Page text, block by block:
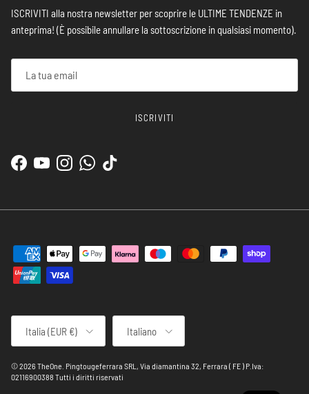
ISCRIVITI alla nostra newsletter per scoprire le ULTIME TENDENZE in
anteprima! (È possibile annullare la sottoscrizione in qualsiasi momento).
ISCRIVITI
FacebookYouTubeInstagramWhatsAppTikTok
Italia (EUR €) Italiano
© 2026 TheOne Pingtougeferrara SRL, Via diamantina 32, Ferrara ( FE ) P.Iva:
02116900388 Tutti i diritti riservati